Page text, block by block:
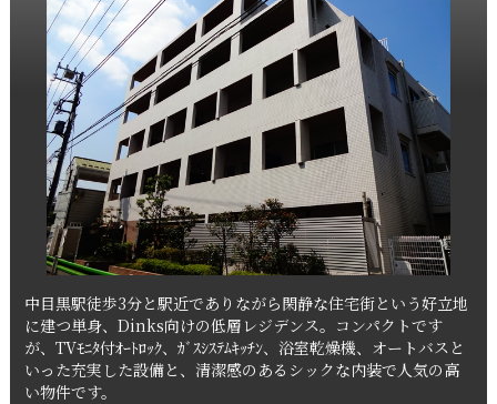
中目黒駅徒歩3分と駅近でありながら閑静な住宅街という好立地
に建つ単身、Dinks向けの低層レジデンス。コンパクトです
が、TVﾓﾆﾀ付ｵｰﾄﾛｯｸ、ｶﾞｽｼｽﾃﾑｷｯﾁﾝ、浴室乾燥機、オートバスと
いった充実した設備と、清潔感のあるシックな内装で人気の高
い物件です。